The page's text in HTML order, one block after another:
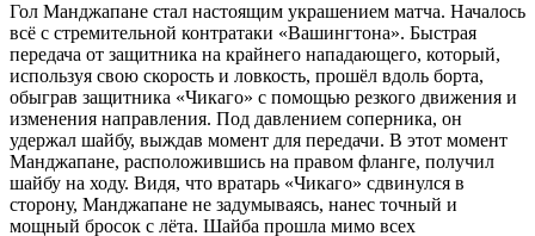
Гол Манджапане стал настоящим украшением матча. Началось
всё с стремительной контратаки «Вашингтона». Быстрая
передача от защитника на крайнего нападающего, который,
используя свою скорость и ловкость, прошёл вдоль борта,
обыграв защитника «Чикаго» с помощью резкого движения и
изменения направления. Под давлением соперника, он
удержал шайбу, выждав момент для передачи. В этот момент
Манджапане, расположившись на правом фланге, получил
шайбу на ходу. Видя, что вратарь «Чикаго» сдвинулся в
сторону, Манджапане не задумываясь, нанес точный и
мощный бросок с лёта. Шайба прошла мимо всех